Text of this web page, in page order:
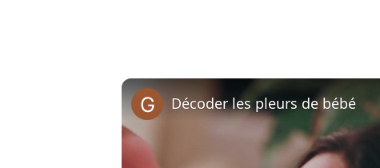
Décoder les pleurs de bébé